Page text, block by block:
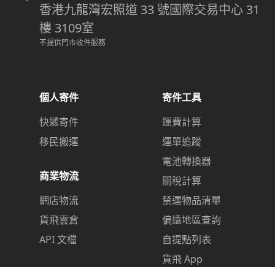
香港九龍灣宏照道 33 號國際交易中心 31
樓 3109室
不提供門市收件服務
個人寄件
快遞寄件
移民搬運
商業物流
網店物流
貨飛雲倉
API 文檔
寄件工具
運費計算
運單追蹤
電池轉換器
關稅計算
禁運物品清單
偏遠地區查詢
自提點列表
貨飛 App